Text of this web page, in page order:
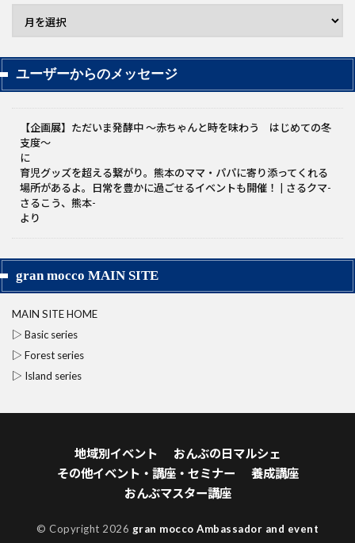
ユーザーからのメッセージ
【企画展】ただいま発酵中 〜赤ちゃんと時を味わう はじめての冬
支度～
に
育児グッズを超える繋がり。熊本のママ・パパに寄り添ってくれる
場所があるよ。日常を豊かに過ごせるイベントも開催！ | さるクマ-
さるこう、熊本-
より
gran mocco MAIN SITE
MAIN SITE HOME
▷ Basic series
▷ Forest series
▷ Island series
地域別イベント
おんぶの日マルシェ
その他イベント・講座・セミナー
養成講座
おんぶマスター講座
© Copyright 2026 gran mocco Ambassador and event